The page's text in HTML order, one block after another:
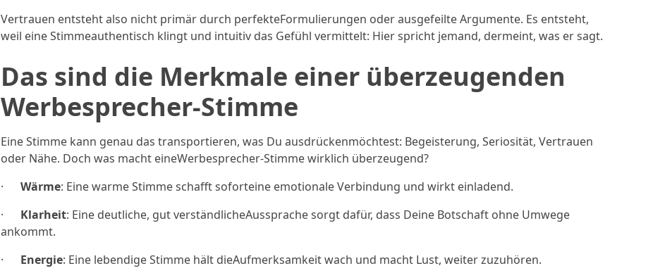
Vertrauen entsteht also nicht primär durch perfekteFormulierungen oder ausgefeilte Argumente. Es entsteht,
weil eine Stimmeauthentisch klingt und intuitiv das Gefühl vermittelt: Hier spricht jemand, dermeint, was er sagt.
Das sind die Merkmale einer überzeugenden
Werbesprecher-Stimme
Eine Stimme kann genau das transportieren, was Du ausdrückenmöchtest: Begeisterung, Seriosität, Vertrauen
oder Nähe. Doch was macht eineWerbesprecher-Stimme wirklich überzeugend?
·Wärme: Eine warme Stimme schafft soforteine emotionale Verbindung und wirkt einladend.
· Klarheit: Eine deutliche, gut verständlicheAussprache sorgt dafür, dass Deine Botschaft ohne Umwege
ankommt.
· Energie: Eine lebendige Stimme hält dieAufmerksamkeit wach und macht Lust, weiter zuzuhören.